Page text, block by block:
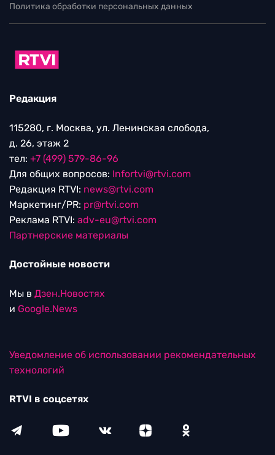
Политика обработки персональных данных
Редакция
115280, г. Москва, ул. Ленинская слобода,
д. 26, этаж 2
тел: +7 (499) 579-86-96
Для общих вопросов: Infortvi@rtvi.com
Редакция RTVI: news@rtvi.com
Маркетинг/PR: pr@rtvi.com
Реклама RTVI: adv-eu@rtvi.com
Партнерские материалы
Достойные новости
Мы в Дзен.Новостях
и Google.News
Уведомление об использовании рекомендательных
технологий
RTVI в соцсетях